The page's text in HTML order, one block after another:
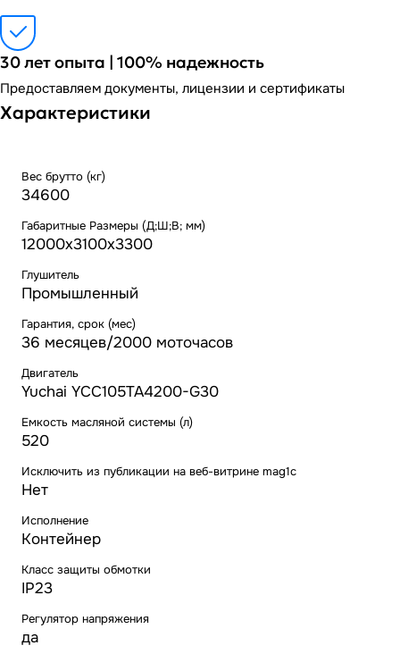
30 лет опыта | 100% надежность
Предоставляем документы, лицензии и сертификаты
Характеристики
Вес брутто (кг)
34600
Габаритные Размеры (Д;Ш;В; мм)
12000х3100х3300
Глушитель
Промышленный
Гарантия, срок (мес)
36 месяцев/2000 моточасов
Двигатель
Yuchai YCC105TA4200-G30
Емкость масляной системы (л)
520
Исключить из публикации на веб-витрине mag1c
Нет
Исполнение
Контейнер
Класс защиты обмотки
IP23
Регулятор напряжения
да